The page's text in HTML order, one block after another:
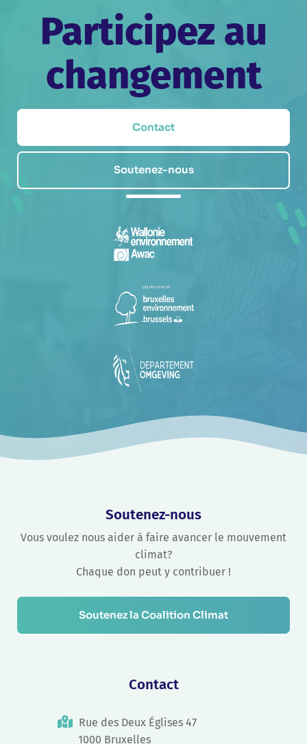
Participez au
changement
Contact
Soutenez-nous
Soutenez-nous
Vous voulez nous aider à faire avancer le mouvement
climat?
Chaque don peut y contribuer !
Soutenez la Coalition Climat
Contact
Rue des Deux Églises 47
1000 Bruxelles